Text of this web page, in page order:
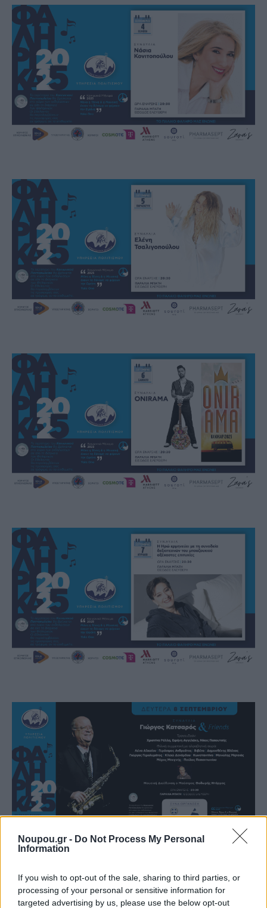
Noupou.gr - Do Not Process My Personal
Information
If you wish to opt-out of the sale, sharing to third parties, or
processing of your personal or sensitive information for
targeted advertising by us, please use the below opt-out